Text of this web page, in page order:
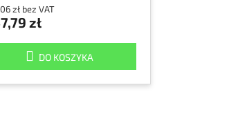
zł bez VAT
zł
DO KOSZYKA